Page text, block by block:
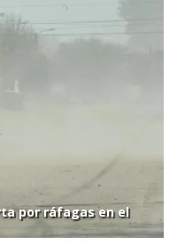
por ráfagas en el